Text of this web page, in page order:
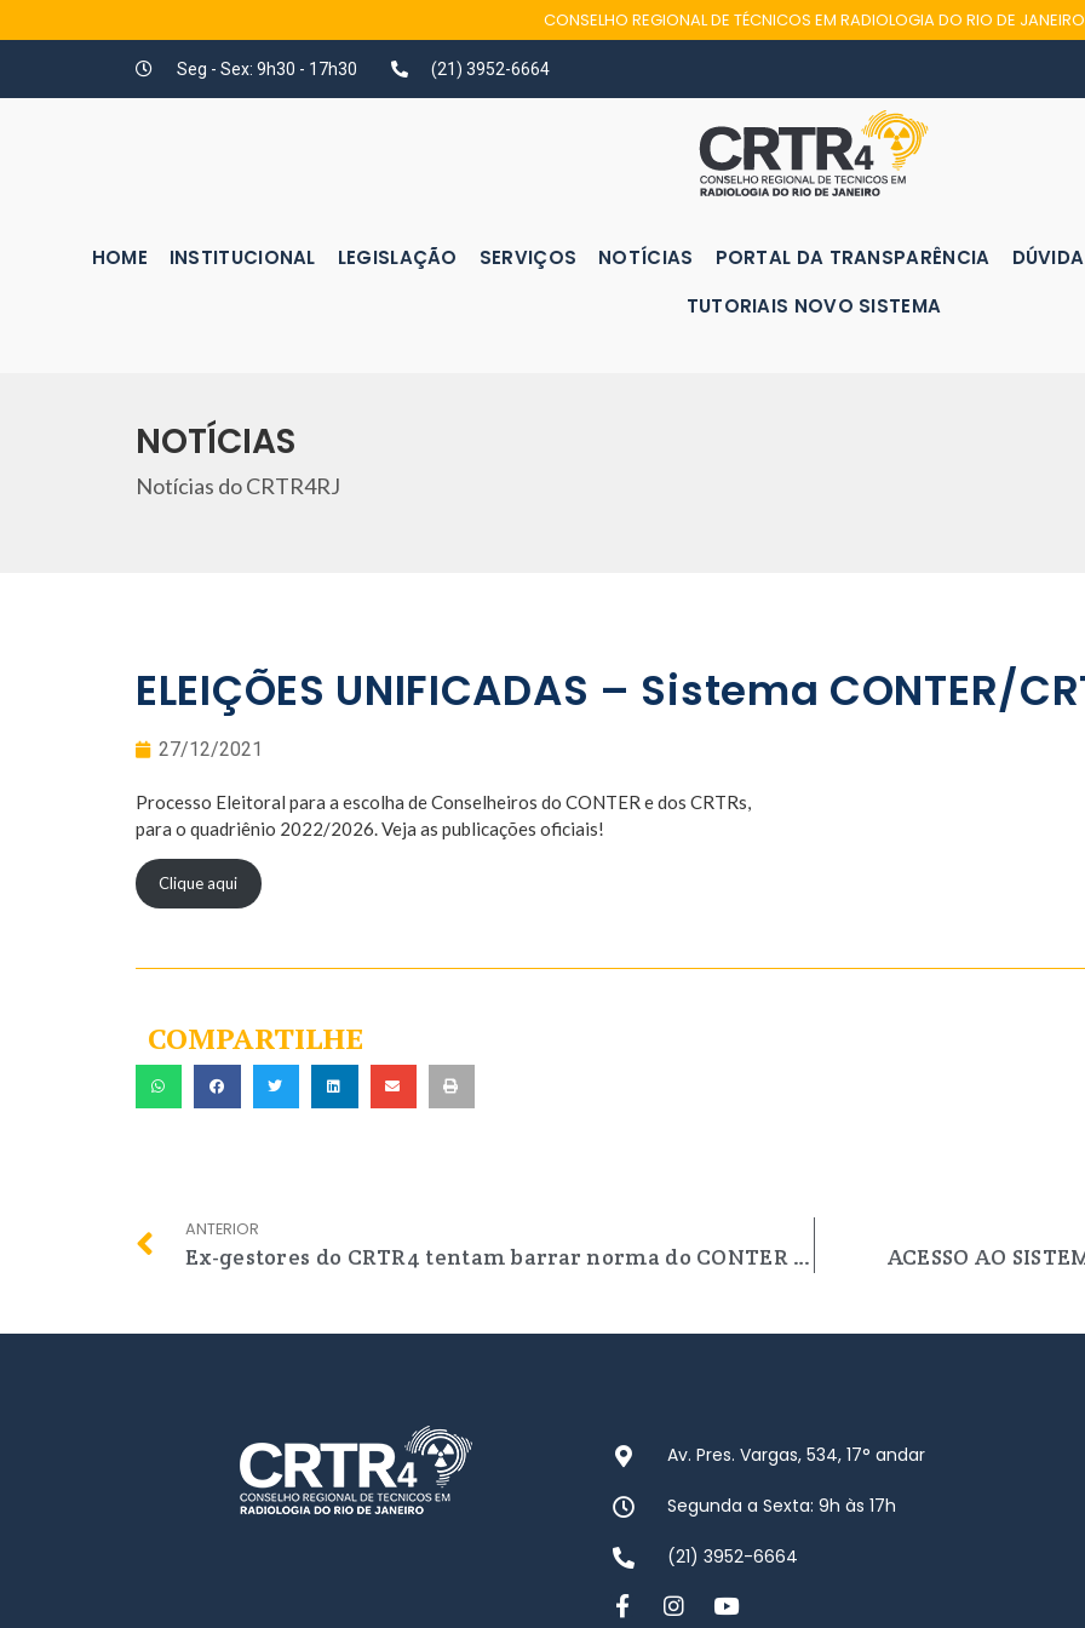
CONSELHO REGIONAL DE TÉCNICOS EM RADIOLOGIA DO RIO DE JANEIRO
Seg - Sex: 9h30 - 17h30 (21) 3952-6664
HOME INSTITUCIONAL LEGISLAÇÃO SERVIÇOS NOTÍCIAS PORTAL DA TRANSPARÊNCIA
TUTORIAIS NOVO SISTEMA
NOTÍCIAS
Notícias do CRTR4RJ
ELEIÇÕES UNIFICADAS – Sistema CONTER/
27/12/2021
Processo Eleitoral para a escolha de Conselheiros do CONTER e dos CRTRs,
para o quadriênio 2022/2026. Veja as publicações oficiais!
Clique aqui
COMPARTILHE
ANTERIOR
Ex-gestores do CRTR4 tentam barrar norma do CONTER sobre eleições, mas Justiça nega pedido ACESSO AO
Av. Pres. Vargas, 534, 17° andar
Segunda a Sexta: 9h às 17h
(21) 3952-6664